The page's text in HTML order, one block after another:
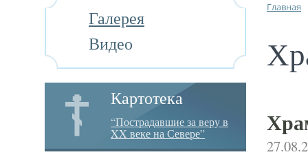
Галерея
Видео
Картотека
“Пострадавшие за веру в
XX веке на Севере”
Главная